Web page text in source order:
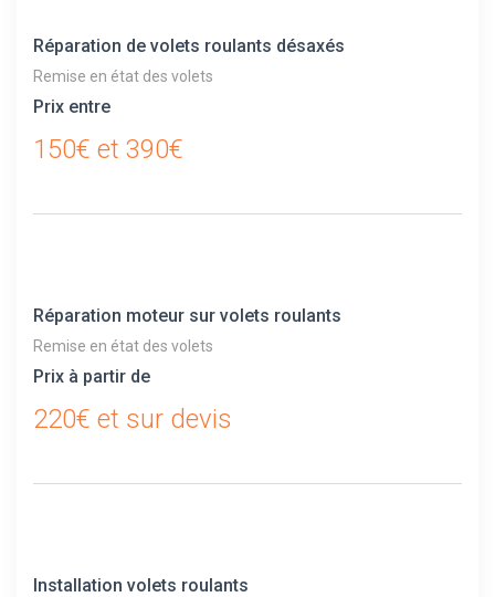
Réparation de volets roulants désaxés
Remise en état des volets
Prix entre
150€ et 390€
Réparation moteur sur volets roulants
Remise en état des volets
Prix à partir de
220€ et sur devis
Installation volets roulants